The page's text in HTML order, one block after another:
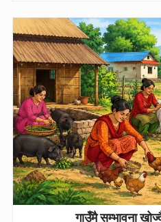
गाउँमै सम्भावना